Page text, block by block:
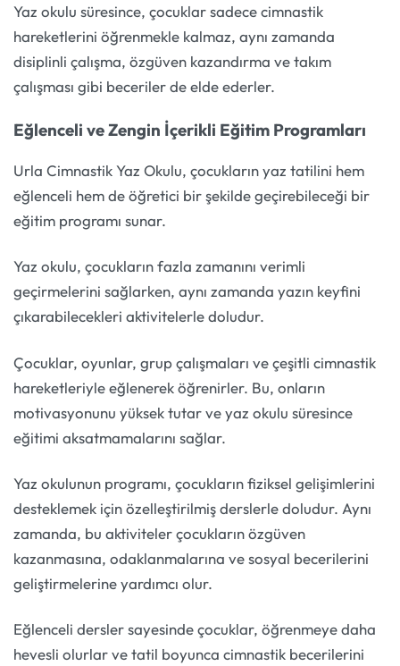
Yaz okulu süresince, çocuklar sadece cimnastik
hareketlerini öğrenmekle kalmaz, aynı zamanda
disiplinli çalışma, özgüven kazandırma ve takım
çalışması gibi beceriler de elde ederler.
Eğlenceli ve Zengin İçerikli Eğitim Programları
Urla Cimnastik Yaz Okulu, çocukların yaz tatilini hem
eğlenceli hem de öğretici bir şekilde geçirebileceği bir
eğitim programı sunar.
Yaz okulu, çocukların fazla zamanını verimli
geçirmelerini sağlarken, aynı zamanda yazın keyfini
çıkarabilecekleri aktivitelerle doludur.
Çocuklar, oyunlar, grup çalışmaları ve çeşitli cimnastik
hareketleriyle eğlenerek öğrenirler. Bu, onların
motivasyonunu yüksek tutar ve yaz okulu süresince
eğitimi aksatmamalarını sağlar.
Yaz okulunun programı, çocukların fiziksel gelişimlerini
desteklemek için özelleştirilmiş derslerle doludur. Aynı
zamanda, bu aktiviteler çocukların özgüven
kazanmasına, odaklanmalarına ve sosyal becerilerini
geliştirmelerine yardımcı olur.
Eğlenceli dersler sayesinde çocuklar, öğrenmeye daha
hevesli olurlar ve tatil boyunca cimnastik becerilerini